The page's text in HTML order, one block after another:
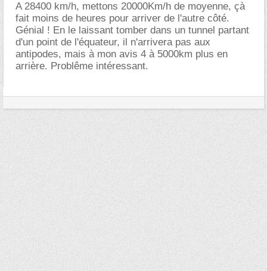
A 28400 km/h, mettons 20000Km/h de moyenne, çà
fait moins de heures pour arriver de l'autre côté.
Génial ! En le laissant tomber dans un tunnel partant
d'un point de l'équateur, il n'arrivera pas aux
antipodes, mais à mon avis 4 à 5000km plus en
arrière. Problême intéressant.